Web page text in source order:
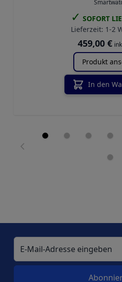
✓ SOFORT
Lieferzeit: 1-2
459,00 €
Produkt
In den
E-Mail-Adresse